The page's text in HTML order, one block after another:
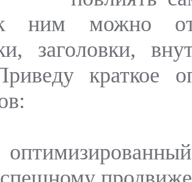
ним можно
заголовки,
краткое